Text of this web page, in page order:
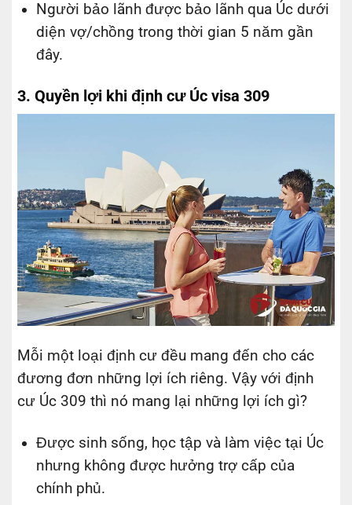
Người bảo lãnh được bảo lãnh qua Úc dưới
diện vợ/chồng trong thời gian 5 năm gần
đây.
3. Quyền lợi khi định cư Úc visa 309
Mỗi một loại định cư đều mang đến cho các
đương đơn những lợi ích riêng. Vậy với định
cư Úc 309 thì nó mang lại những lợi ích gì?
Được sinh sống, học tập và làm việc tại Úc
nhưng không được hưởng trợ cấp của
chính phủ.